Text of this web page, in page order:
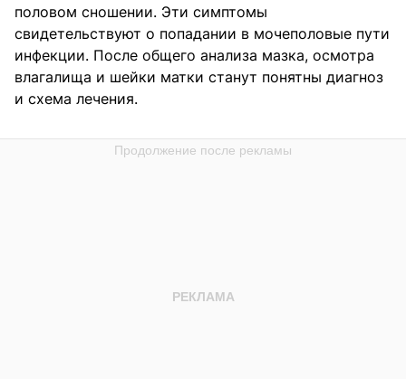
половом сношении. Эти симптомы
свидетельствуют о попадании в мочеполовые пути
инфекции. После общего анализа мазка, осмотра
влагалища и шейки матки станут понятны диагноз
и схема лечения.